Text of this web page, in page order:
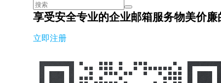
享受安全专业的企业邮箱服务物美价廉
立即注册